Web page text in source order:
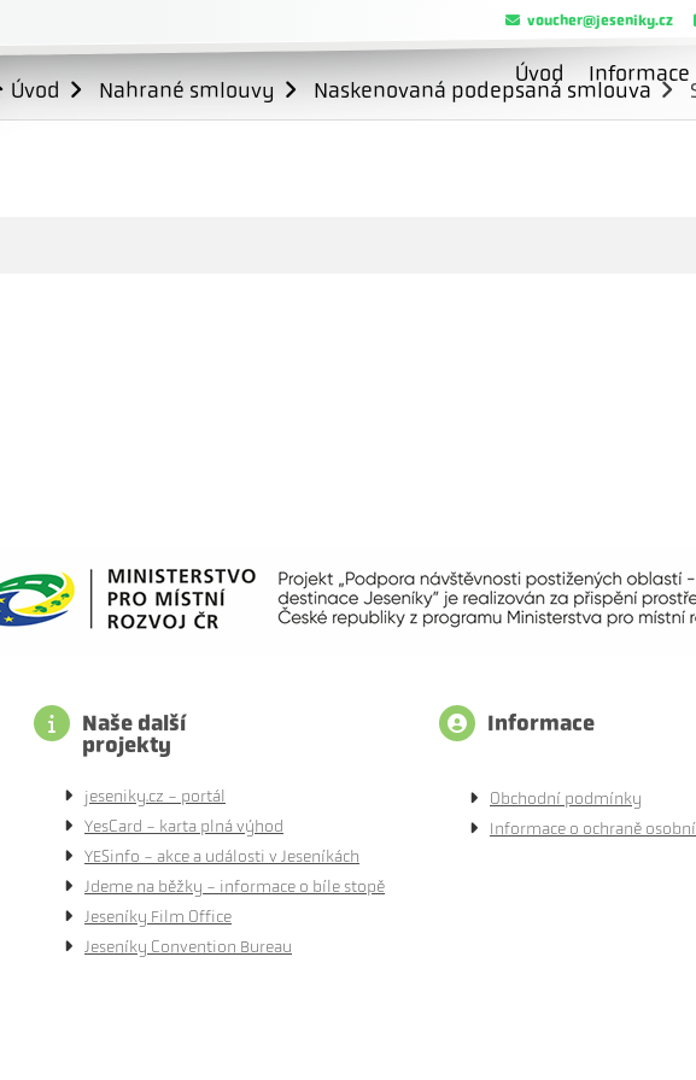
voucher@jeseniky.cz
Úvod Informace
Úvod Nahrané smlouvy Naskenovaná podepsaná smlouva
Naše další
projekty
jeseniky.cz - portál
YesCard - karta plná výhod
YESinfo - akce a události v Jeseníkách
Jdeme na běžky - informace o bíle stopě
Jeseníky Film Office
Jeseníky Convention Bureau
Informace
Obchodní podmínky
Informace o ochraně